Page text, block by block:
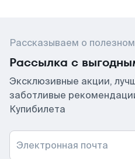
Рассказываем о
Рассылка с
Эксклюзивные акции,
заботливые
Купибилета
Электронная почта